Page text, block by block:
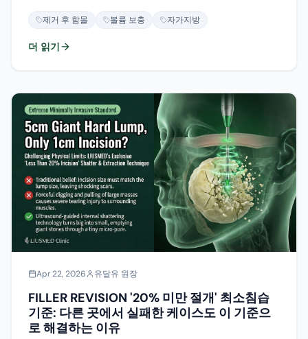
제거 후 함몰 볼륨 보충 자가지방
더 읽기
Apr 22, 2026 유달유 원장
FILLER REVISION '20% 미만 절개' 최소침습
기준: 다른 곳에서 실패한 케이스도 이 기준으
로 해결하는 이유